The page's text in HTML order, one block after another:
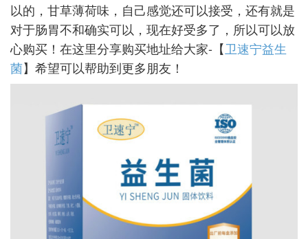
以的，甘草薄荷味，自己感觉还可以接受，还有就是
对于肠胃不和确实可以，现在好受多了，所以可以放
心购买！在这里分享购买地址给大家-【卫速宁益生
菌】希望可以帮助到更多朋友！